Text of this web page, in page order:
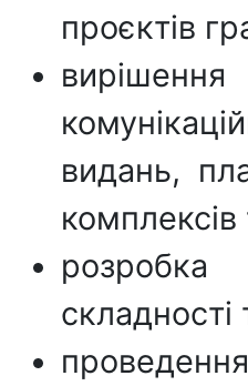
проєктів
видань,
розробка